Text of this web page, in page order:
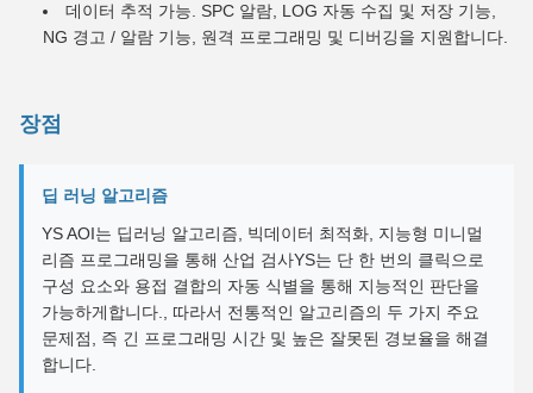
데이터 추적 가능. SPC 알람, LOG 자동 수집 및 저장 기능,
NG 경고 / 알람 기능, 원격 프로그래밍 및 디버깅을 지원합니다.
장점
딥 러닝 알고리즘
YS AOI는 딥러닝 알고리즘, 빅데이터 최적화, 지능형 미니멀
리즘 프로그래밍을 통해 산업 검사YS는 단 한 번의 클릭으로
구성 요소와 용접 결합의 자동 식별을 통해 지능적인 판단을
가능하게합니다., 따라서 전통적인 알고리즘의 두 가지 주요
문제점, 즉 긴 프로그래밍 시간 및 높은 잘못된 경보율을 해결
합니다.